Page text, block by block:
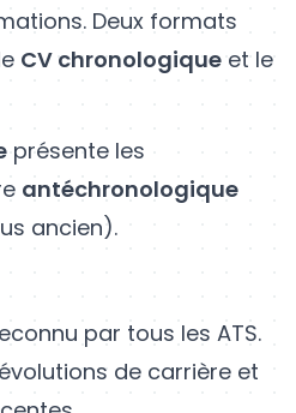
Deux formats
CV chronologique et le
présente les
antéchronologique
ancien).
par tous les ATS.
de carrière et